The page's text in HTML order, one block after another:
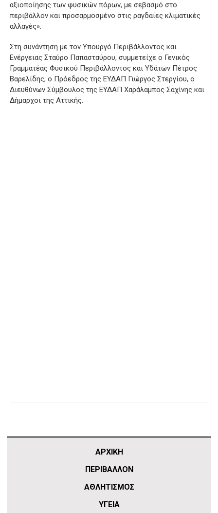
αξιοποίησης των φυσικών πόρων, με σεβασμό στο
περιβάλλον και προσαρμοσμένο στις ραγδαίες κλιματικές
αλλαγές».
Στη συνάντηση με τον Υπουργό Περιβάλλοντος και
Ενέργειας Σταύρο Παπασταύρου, συμμετείχε ο Γενικός
Γραμματέας Φυσικού Περιβάλλοντος και Υδάτων Πέτρος
Βαρελίδης, ο Πρόεδρος της ΕΥΔΑΠ Γιώργος Στεργίου, ο
Διευθύνων Σύμβουλος της ΕΥΔΑΠ Χαράλαμπος Σαχίνης και
Δήμαρχοι της Αττικής.
ΑΡΧΙΚΗ
ΠΕΡΙΒΑΛΛΟΝ
ΑΘΛΗΤΙΣΜΌΣ
ΥΓΕΙΑ